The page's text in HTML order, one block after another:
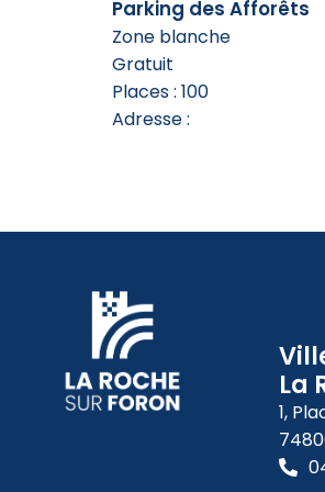
Parking des Afforêts
Zone blanche
Gratuit
Places : 100
Adresse :
La
1,